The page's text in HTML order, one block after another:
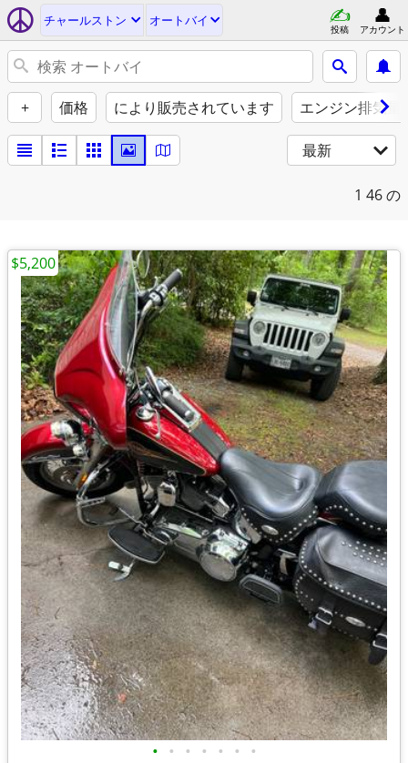
チャールストン オートバイ
投稿 アカウント
+ 価格 により販売されています エンジン排気量
最新
1 46 の
• • • • • • •
$5,200